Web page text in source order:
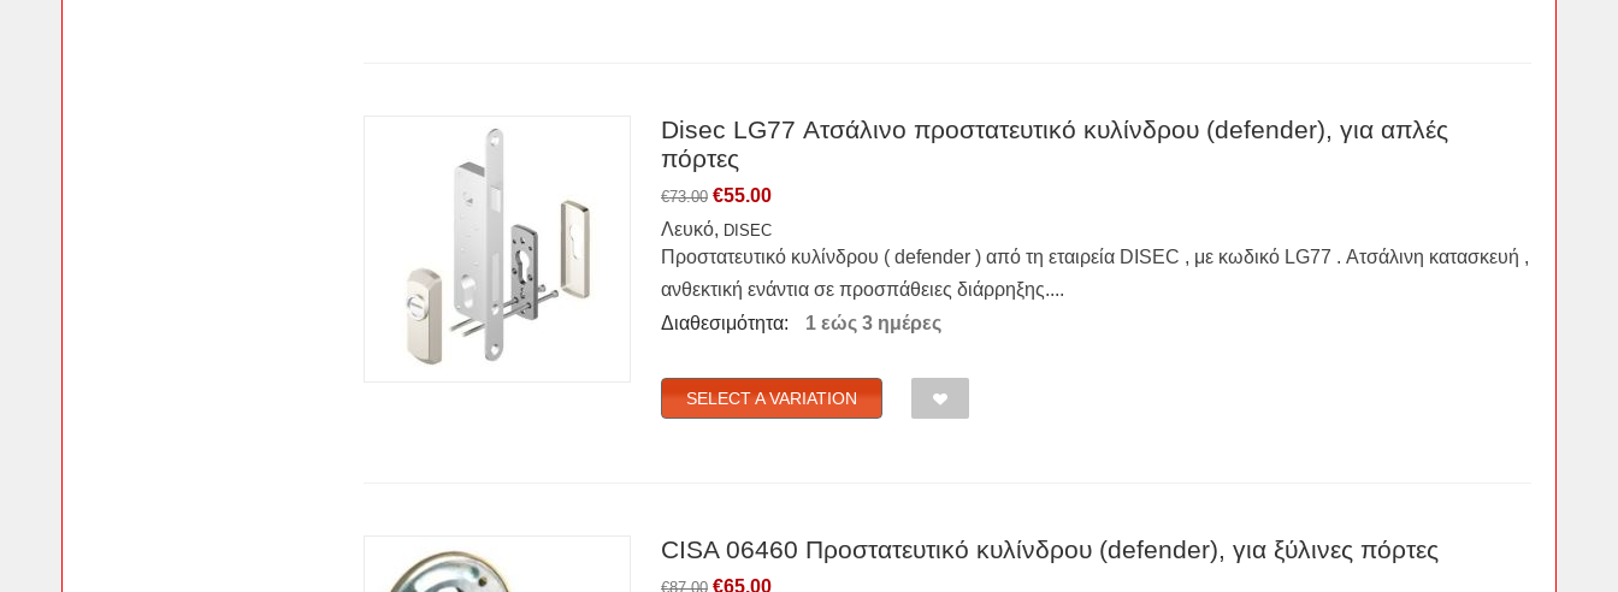
Disec LG77 Ατσάλινο προστατευτικό κυλίνδρου (defender), για απλές
πόρτες
€73.00 €55.00
Λευκό, DISEC
Προστατευτικό κυλίνδρου ( defender ) από τη εταιρεία DISEC , με κωδικό LG77 . Ατσάλινη κατασκευή ,
ανθεκτική ενάντια σε προσπάθειες διάρρηξης....
Διαθεσιμότητα:
1 εώς 3 ημέρες
SELECT A VARIATION
CISA 06460 Προστατευτικό κυλίνδρου (defender), για ξύλινες πόρτες
€87.00 €65.00